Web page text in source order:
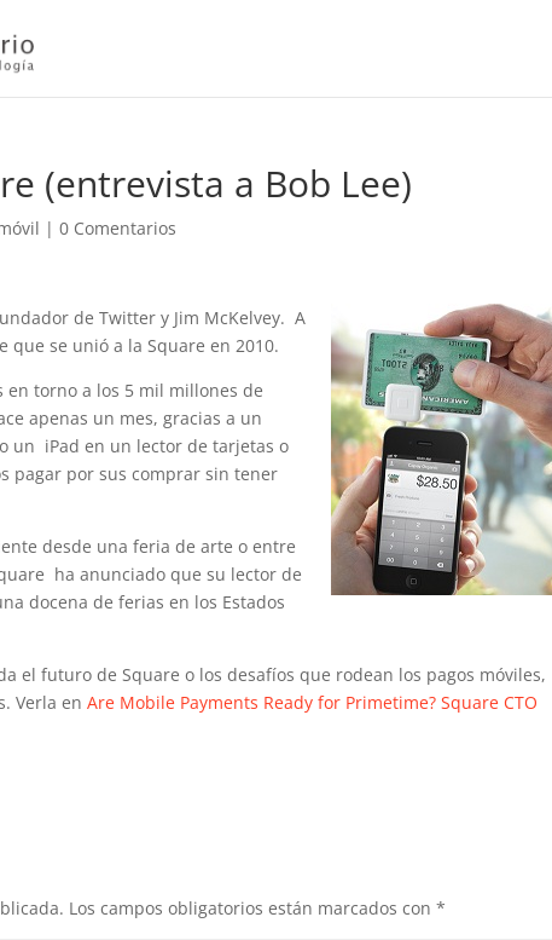
(entrevista a Bob Lee)
|0 Comentarios
de Twitter y Jim McKelvey. A
que se unió a la Square en 2010.
en torno a los 5 mil millones de
apenas un mes, gracias a un
un iPad en un lector de tarjetas o
pagar por sus comprar sin tener
desde una feria de arte o entre
ha anunciado que su lector de
docena de ferias en los Estados
el futuro de Square o los desafíos que rodean los pagos móviles,
Verla enAre Mobile Payments Ready for Primetime? Square CTO
Los campos obligatorios están marcados con*